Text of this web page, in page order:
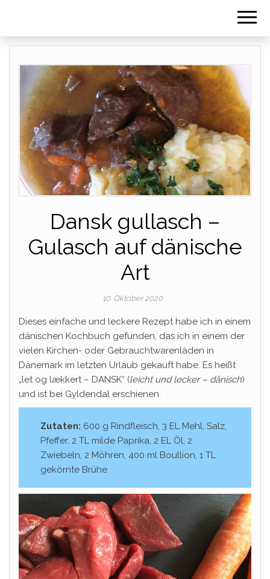
Dansk gullasch –
Gulasch auf dänische
Art
10. Oktober 2020
Dieses einfache und leckere Rezept habe ich in einem
dänischen Kochbuch gefunden, das ich in einem der
vielen Kirchen- oder Gebrauchtwarenläden in
Dänemark im letzten Urlaub gekauft habe. Es heißt
„let og lækkert – DANSK“ (leicht und lecker – dänisch)
und ist bei Gyldendal erschienen.
Zutaten: 600 g Rindfleisch, 3 EL Mehl, Salz,
Pfeffer, 2 TL milde Paprika, 2 EL Öl, 2
Zwiebeln, 2 Möhren, 400 ml Boullion, 1 TL
gekörnte Brühe